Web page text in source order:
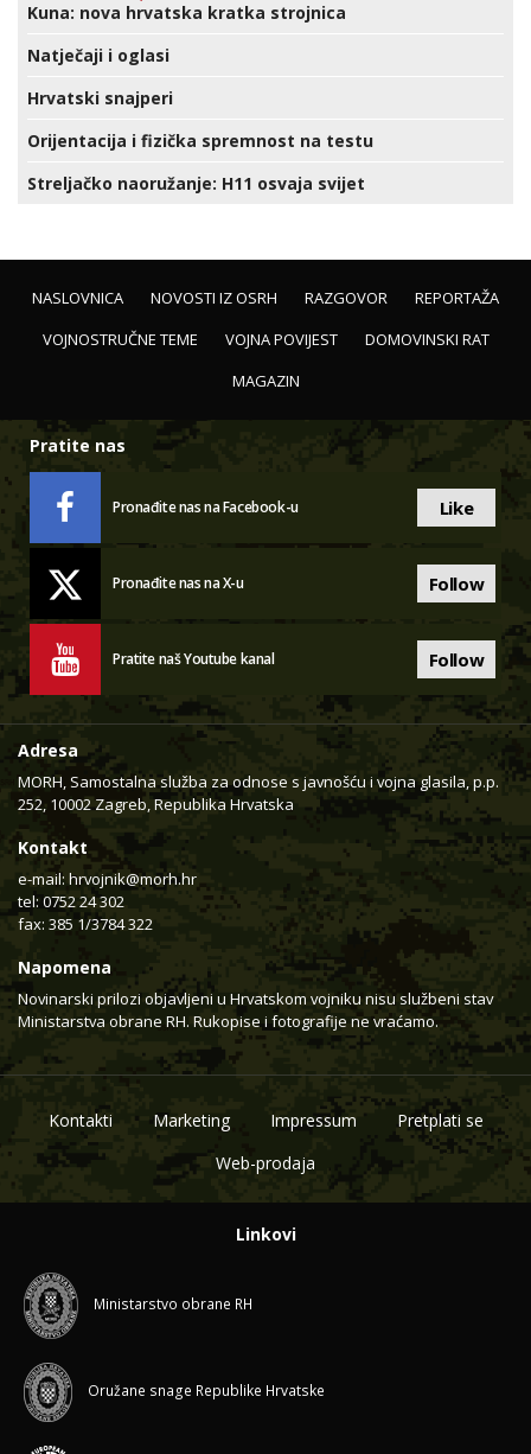
Kuna: nova hrvatska kratka strojnica
Natječaji i oglasi
Hrvatski snajperi
Orijentacija i fizička spremnost na testu
Streljačko naoružanje: H11 osvaja svijet
NASLOVNICA NOVOSTI IZ OSRH RAZGOVOR
REPORTAŽA
VOJNOSTRUČNE TEME
VOJNA POVIJEST
DOMOVINSKI RAT
MAGAZIN
Pratite nas
Pronađite nas na Facebook-u Like
Pronađite nas na X-u Follow
Pratite naš Youtube kanal Follow
Adresa
MORH, Samostalna služba za odnose s javnošću i vojna glasila, p.p.
252, 10002 Zagreb, Republika Hrvatska
Kontakt
e-mail: hrvojnik@morh.hr
tel: 0752 24 302
fax: 385 1/3784 322
Napomena
Novinarski prilozi objavljeni u Hrvatskom vojniku nisu službeni stav
Ministarstva obrane RH. Rukopise i fotografije ne vraćamo.
Kontakti Marketing Impressum
Pretplati se
Web-prodaja
Linkovi
Ministarstvo obrane RH
Oružane snage Republike Hrvatske